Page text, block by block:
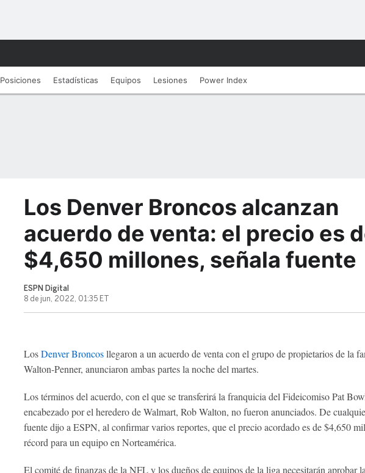
Posiciones Estadísticas Equipos Lesiones Power Index
Los Denver Broncos alcanzan
acuerdo de venta: el precio es
$4,650 millones, señala fuente
ESPN Digital
8 de jun, 2022, 01:35 ET
LosDenver Broncosllegaron a un acuerdo de venta con el grupo de propietarios de la
Walton-Penner, anunciaron ambas partes la noche del martes.
Los términos del acuerdo, con el que se transferirá la franquicia del Fideicomiso Pat
encabezado por el heredero de Walmart, Rob Walton, no fueron anunciados. De
fuente dijo a ESPN, al confirmar varios reportes, que el precio acordado es de $4,650
récord para un equipo en Norteamérica.
El comité de finanzas de la NFL y los dueños de equipos de la liga necesitarán aprobar